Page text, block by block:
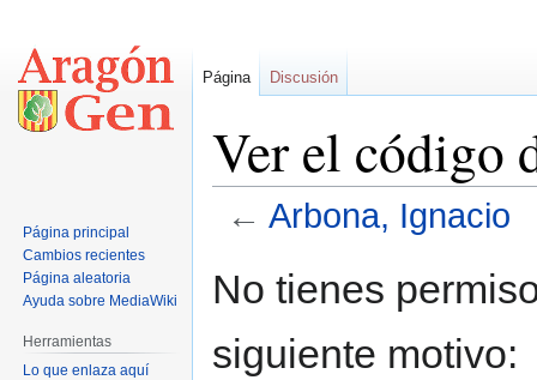
Ver el código
← Arbona, Ignacio
navegación
búsqueda
No tienes
siguiente motivo:
Página Discusión
Página principal
Cambios recientes
Página aleatoria
Ayuda sobre MediaWiki
Herramientas
Lo que enlaza aquí